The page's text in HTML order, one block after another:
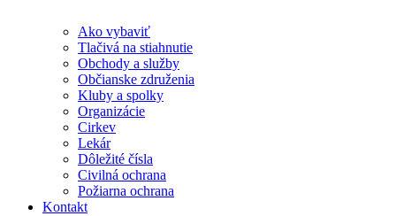
Ako vybaviť
Tlačivá na stiahnutie
Obchody a služby
Občianske združenia
Kluby a spolky
Organizácie
Cirkev
Lekár
Dôležité čísla
Civilná ochrana
Požiarna ochrana
Kontakt